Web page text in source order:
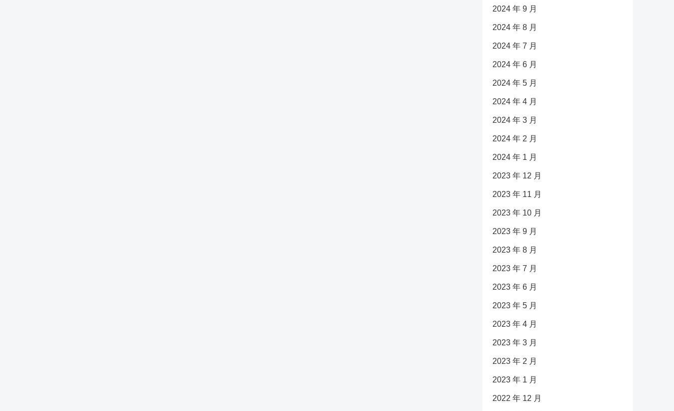
2024 年 9 月
2024 年 8 月
2024 年 7 月
2024 年 6 月
2024 年 5 月
2024 年 4 月
2024 年 3 月
2024 年 2 月
2024 年 1 月
2023 年 12 月
2023 年 11 月
2023 年 10 月
2023 年 9 月
2023 年 8 月
2023 年 7 月
2023 年 6 月
2023 年 5 月
2023 年 4 月
2023 年 3 月
2023 年 2 月
2023 年 1 月
2022 年 12 月